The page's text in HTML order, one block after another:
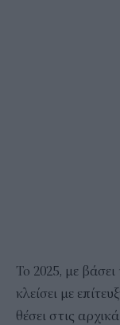
Το 2025, με βάσει
κλείσει με
θέσει στις